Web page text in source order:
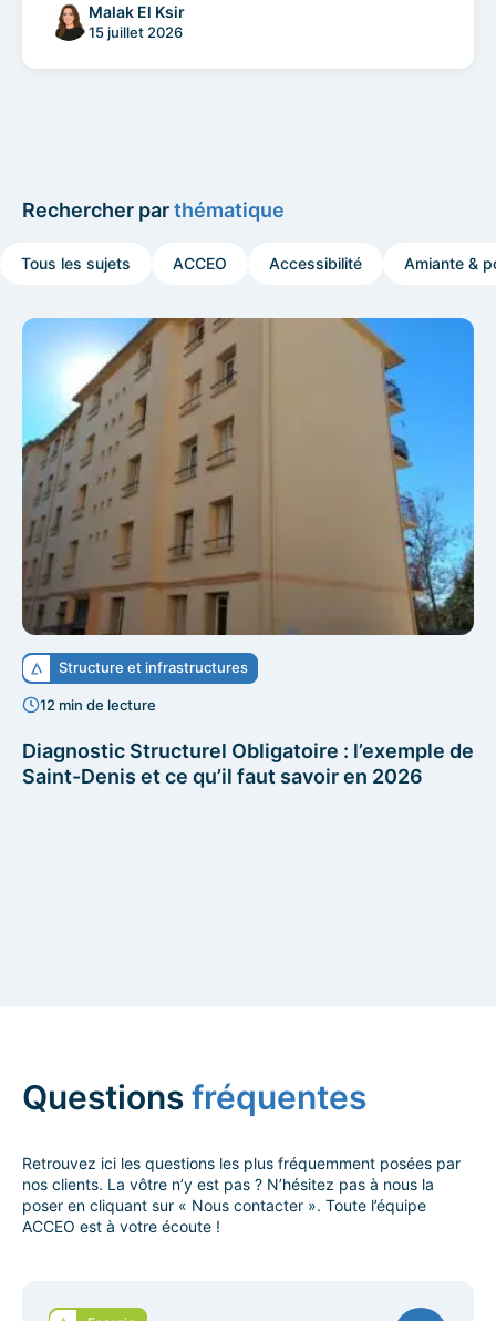
Malak El Ksir
15 juillet 2026
Rechercher parthématique
Tous les sujets ACCEO Accessibilité Amiante &
Structure et infrastructures
12 min de lecture
Diagnostic Structurel Obligatoire : l’exemple de
Saint-Denis et ce qu’il faut savoir en 2026
Questionsfréquentes
Retrouvez ici les questions les plus fréquemment posées par
nos clients. La vôtre n’y est pas ? N’hésitez pas à nous la
poser en cliquant sur « Nous contacter ». Toute l’équipe
ACCEO est à votre écoute !